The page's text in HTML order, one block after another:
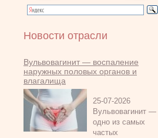
Новости отрасли
Вульвовагинит — воспаление
наружных половых органов и
влагалища
25-07-2026
Вульвовагинит —
одно из самых
частых